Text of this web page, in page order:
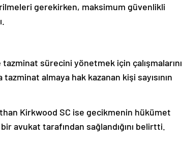
gerekirken, maksimum güvenlikli
sürecini yönetmek için çalışmalarını
almaya hak kazanan kişi sayısının
Kirkwood SC ise gecikmenin hükümet
avukat tarafından sağlandığını belirtti.